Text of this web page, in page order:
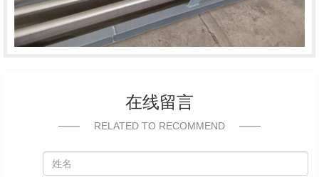
在线留言
RELATED TO RECOMMEND